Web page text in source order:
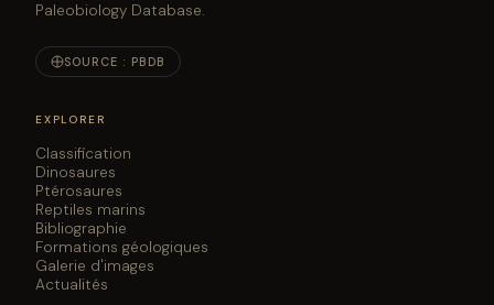
Paleobiology Database.
SOURCE : PBDB
EXPLORER
Classification
Dinosaures
Ptérosaures
Reptiles marins
Bibliographie
Formations géologiques
Galerie d'images
Actualités